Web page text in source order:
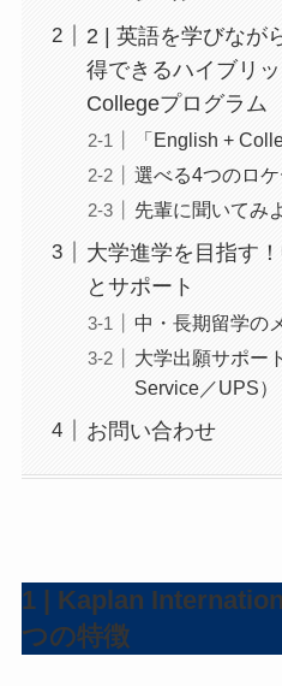
2 | 英語を学びなが
得できるハイブリ
Collegeプログラム
「English +
選べる4つのロ
先輩に聞いてみ
大学進学を目指す
とサポート
中・長期留学の
大学出願サポー
Service／UPS）
お問い合わせ
1 | Kaplan
つの特徴